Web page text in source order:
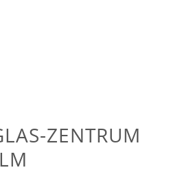
ZENTRUM